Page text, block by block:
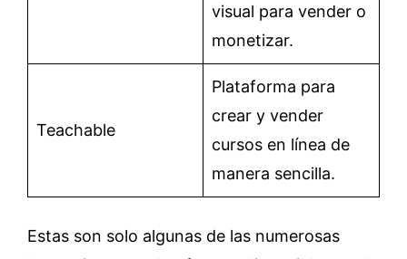
visual para vender o
monetizar.
Teachable
Plataforma para
crear y vender
cursos en línea de
manera sencilla.
Estas son solo algunas de las numerosas